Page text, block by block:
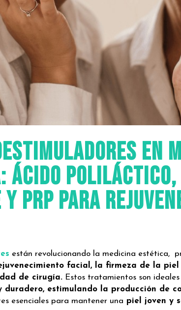
en
Ácido
y PRP para
están revolucionando la medicina estética,
facial, la firmeza de la
de cirugía. Estos tratamientos son
duradero, estimulando la producción de
esenciales para mantener una piel joven y